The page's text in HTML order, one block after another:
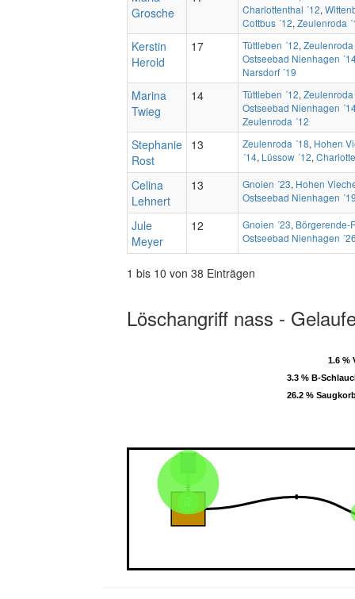
Grosche
Charlottenthal ´12,
Cottbus ´12, Zeulenroda
Kerstin
Herold
17 Tüttleben ´12, Zeulenroda
Ostseebad Nienhagen
Narsdorf ´19
Marina
Twieg
14 Tüttleben ´12, Zeulenroda
Ostseebad Nienhagen
Zeulenroda ´12
Stephanie
Rost
13 Zeulenroda ´18, Hohen
´14, Lüssow ´12,
Celina
Lehnert
13 Gnoien ´23, Hohen
Ostseebad Nienhagen
Jule
Meyer
12 Gnoien ´23, Börgerende-
Ostseebad Nienhagen
1 bis 10 von 38 Einträgen
Löschangriff nass -
26.2 %
26.2 %
3.3 % B-
3.3 % B-
1.6 %
1.6 %